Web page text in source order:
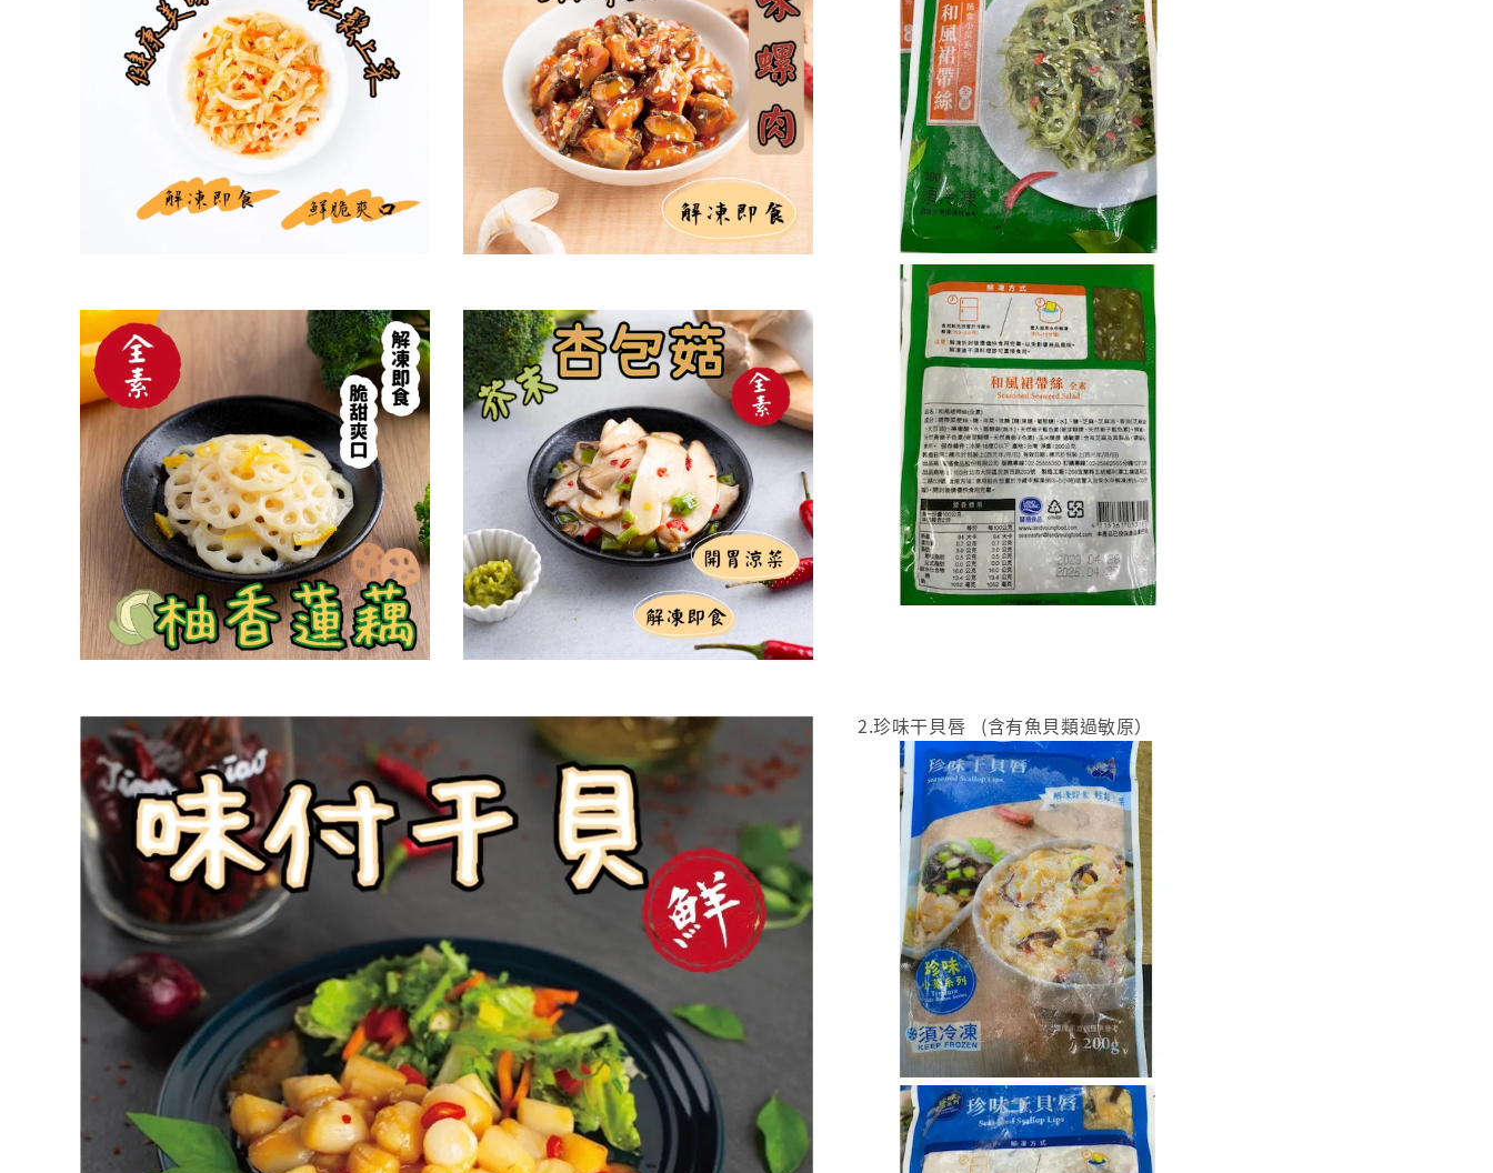
2.珍味干貝唇 (含有魚貝類過敏原）